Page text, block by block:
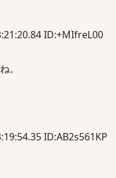
ID:+MIfreL00
。
ID:AB2s561KP